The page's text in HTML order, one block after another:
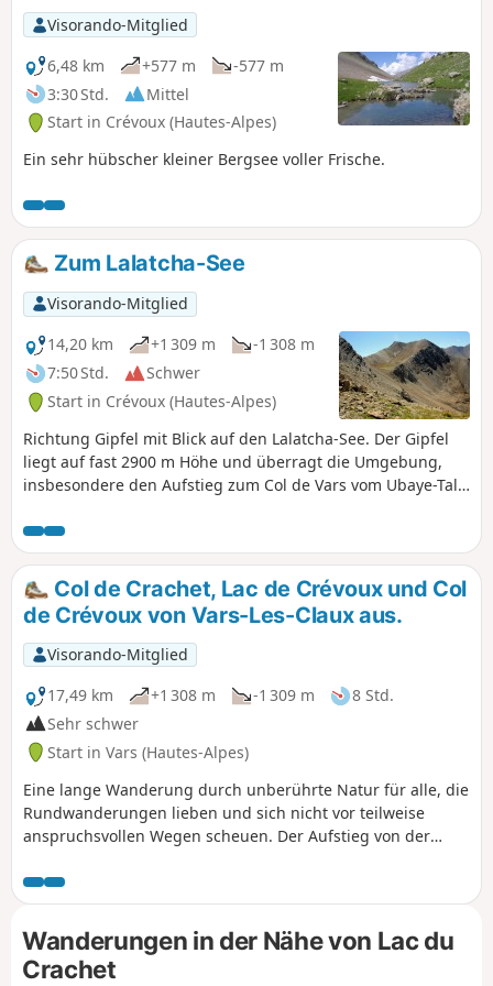
Visorando-Mitglied
6,48 km
+577 m
-577 m
3:30 Std.
Mittel
Start in Crévoux (Hautes-Alpes)
Ein sehr hübscher kleiner Bergsee voller Frische.
Zum Lalatcha-See
Visorando-Mitglied
14,20 km
+1 309 m
-1 308 m
7:50 Std.
Schwer
Start in Crévoux (Hautes-Alpes)
Richtung Gipfel mit Blick auf den Lalatcha-See. Der Gipfel
liegt auf fast 2900 m Höhe und überragt die Umgebung,
insbesondere den Aufstieg zum Col de Vars vom Ubaye-Tal
Col de Crachet, Lac de Crévoux und Col
de Crévoux von Vars-Les-Claux aus.
Visorando-Mitglied
17,49 km
+1 308 m -1 309 m
8 Std.
Sehr schwer
Start in Vars (Hautes-Alpes)
Eine lange Wanderung durch unberührte Natur für alle, die
Rundwanderungen lieben und sich nicht vor teilweise
anspruchsvollen Wegen scheuen. Der Aufstieg von der
erfolgt nämlich über einen oft schrägen Pfad, auf dem man
trittsicher sein muss (siehe Abschnitt „Praktische
Informationen“). Aber es ist sehr naturbelassen! Man kann
diese Rundwanderung abkürzen, indem man mit dem
Shuttlebus zum Col de Vars hinauffährt und auf dem
Wanderungen in der Nähe von Lac du
Crachet